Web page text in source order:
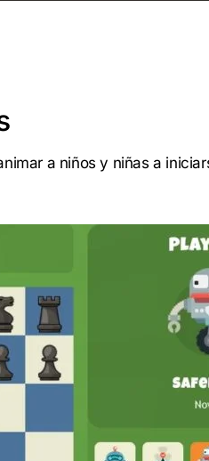
a niños y niñas a